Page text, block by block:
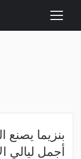
Toggle
أجمل ليالي